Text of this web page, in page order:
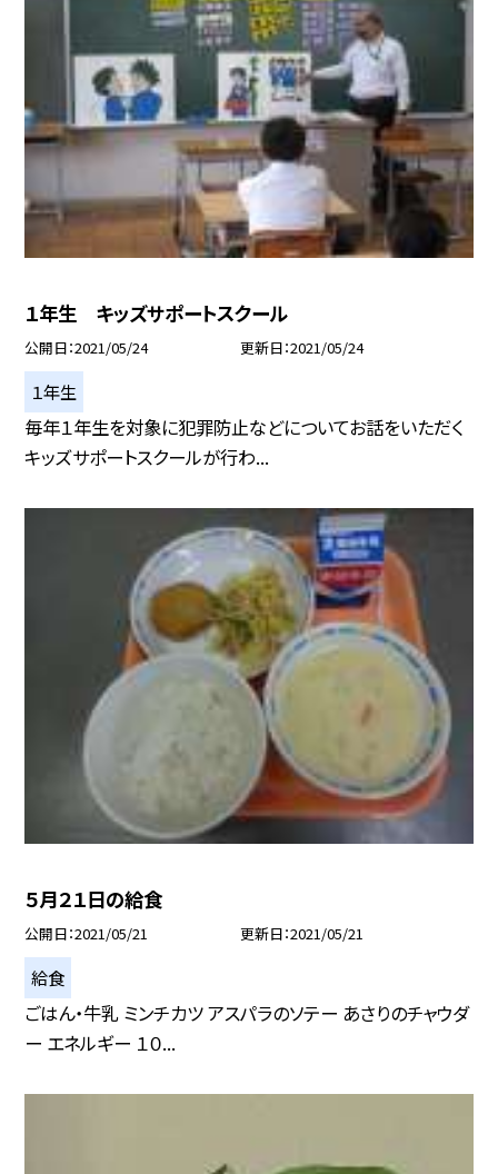
１年生 キッズサポートスクール
公開日 2021/05/24 更新日 2021/05/24
１年生
毎年１年生を対象に犯罪防止などについてお話をいただく
キッズサポートスクールが行わ...
５月２１日の給食
公開日 2021/05/21 更新日 2021/05/21
給食
ごはん・牛乳 ミンチカツ アスパラのソテー あさりのチャウダ
ー エネルギー １０...